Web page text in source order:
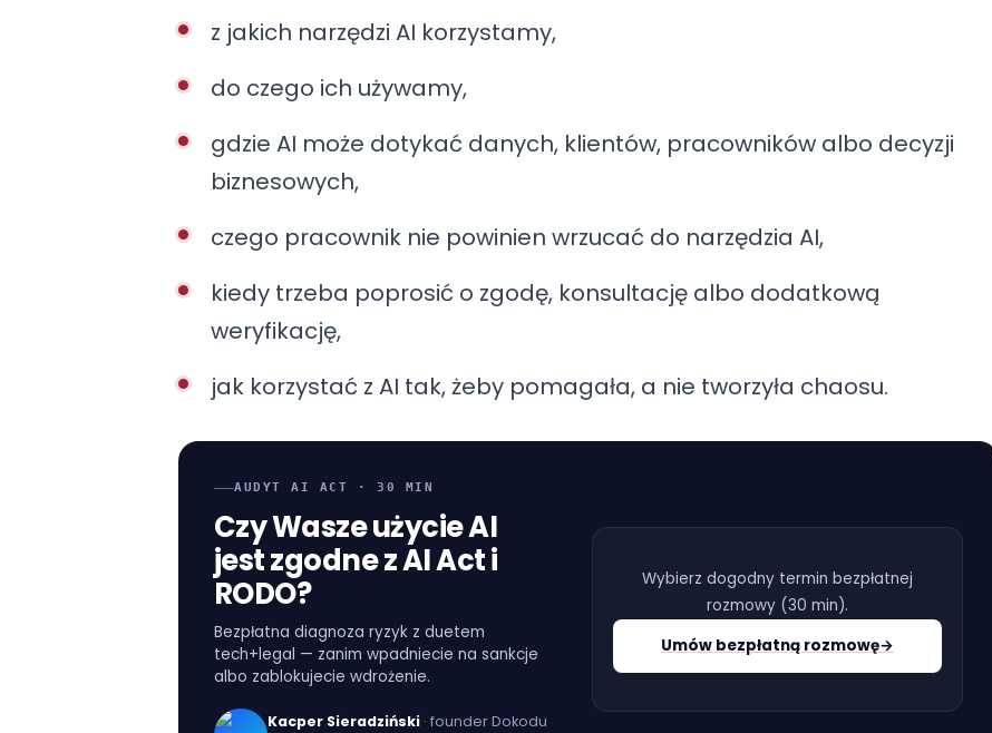
z jakich narzędzi AI korzystamy,
do czego ich używamy,
gdzie AI może dotykać danych, klientów, pracowników albo decyzji
biznesowych,
czego pracownik nie powinien wrzucać do narzędzia AI,
kiedy trzeba poprosić o zgodę, konsultację albo dodatkową
weryfikację,
jak korzystać z AI tak, żeby pomagała, a nie tworzyła chaosu.
AUDYT AI ACT · 30 MIN
Czy Wasze użycie AI
jest zgodne z AI Act i
RODO?
Bezpłatna diagnoza ryzyk z duetem
tech+legal — zanim wpadniecie na sankcje
albo zablokujecie wdrożenie.
Kacper Sieradziński · founder Dokodu
Wybierz dogodny termin bezpłatnej
rozmowy (30 min).
Umów bezpłatną rozmowę→